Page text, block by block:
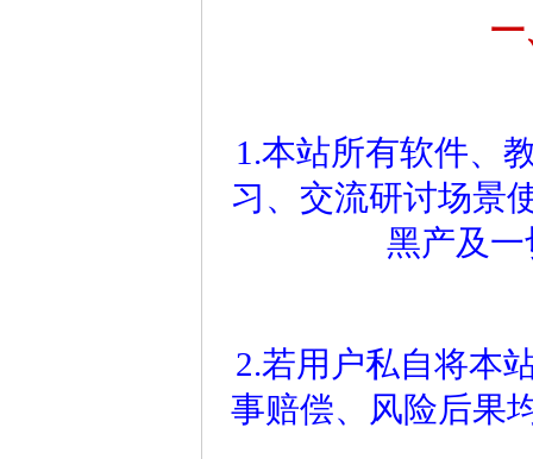
一
1.本站所有软件、
习、交流研讨场景
黑产及
2.若用户私自将本
事赔偿、风险后果